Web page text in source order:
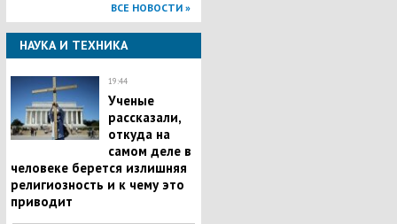
ВСЕ НОВОСТИ »
НАУКА И ТЕХНИКА
19:44
Ученые
рассказали,
откуда на
самом деле в
человеке берется излишняя
религиозность и к чему это
приводит